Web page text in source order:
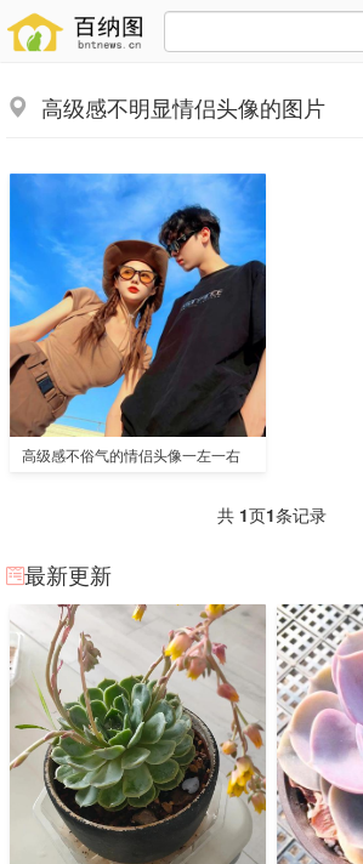
高级感不明显情侣头像的图片
高级感不俗气的情侣头像一左一右
共 1页1条记录
最新更新